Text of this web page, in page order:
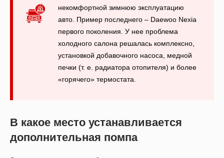
некомфортной зимнюю эксплуатацию
авто. Пример последнего – Daewoo Nexia
первого поколения. У нее проблема
холодного салона решалась комплексно,
установкой добавочного насоса, медной
печки (т. е. радиатора отопителя) и более
«горячего» термостата.
В какое место устанавливается
дополнительная помпа